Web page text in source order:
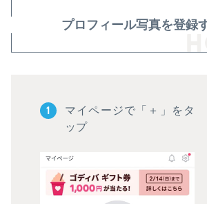
プロフィール写真を登録
1
マイページで「＋」をタ
ップ